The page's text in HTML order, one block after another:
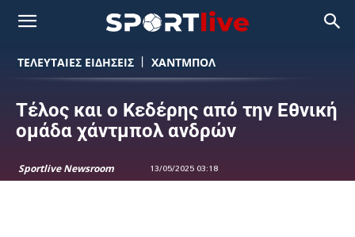
ΤΕΛΕΥΤΑΙΕΣ ΕΙΔΗΣΕΙΣ ΧΑΝΤΜΠΟΛ
Τέλος και ο Κεδέρης από την Εθνική
ομάδα χάντμπολ ανδρών
Sportlive Newsroom 13/05/2025 03:18